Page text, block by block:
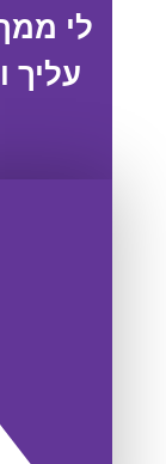
לי
עליך